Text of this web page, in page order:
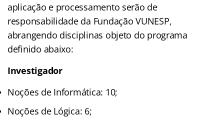
aplicação e processamento serão de
responsabilidade da Fundação VUNESP,
abrangendo disciplinas objeto do programa
definido abaixo:
Investigador
Noções de Informática: 10;
Noções de Lógica: 6;